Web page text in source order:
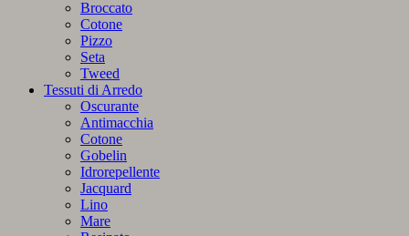
Broccato
Cotone
Pizzo
Seta
Tweed
Tessuti di Arredo
Oscurante
Antimacchia
Cotone
Gobelin
Idrorepellente
Jacquard
Lino
Mare